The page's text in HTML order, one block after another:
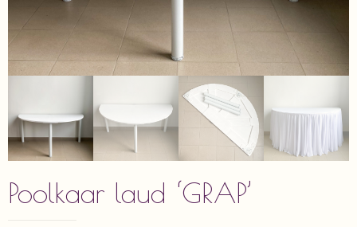
Poolkaar laud ‘GRAP’